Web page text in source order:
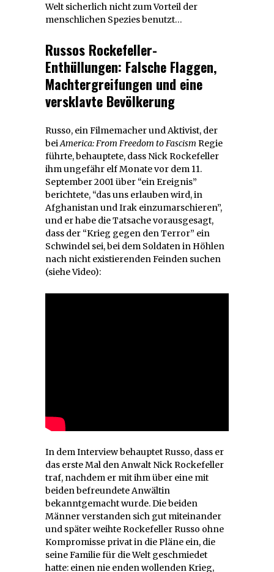
Welt sicherlich nicht zum Vorteil der
menschlichen Spezies benutzt…
Russos Rockefeller-
Enthüllungen: Falsche Flaggen,
Machtergreifungen und eine
versklavte Bevölkerung
Russo, ein Filmemacher und Aktivist, der
beiAmerica: From Freedom to Fascism Regie
führte, behauptete, dass Nick Rockefeller
ihm ungefähr elf Monate vor dem 11.
September 2001 über “ein Ereignis”
berichtete, “das uns erlauben wird, in
Afghanistan und Irak einzumarschieren”,
und er habe die Tatsache vorausgesagt,
dass der “Krieg gegen den Terror” ein
Schwindel sei, bei dem Soldaten in Höhlen
nach nicht existierenden Feinden suchen
(siehe Video):
In dem Interview behauptet Russo, dass er
das erste Mal den Anwalt Nick Rockefeller
traf, nachdem er mit ihm über eine mit
beiden befreundete Anwältin
bekanntgemacht wurde. Die beiden
Männer verstanden sich gut miteinander
und später weihte Rockefeller Russo ohne
Kompromisse privat in die Pläne ein, die
seine Familie für die Welt geschmiedet
hatte: einen nie enden wollenden Krieg,